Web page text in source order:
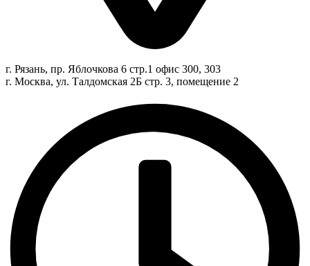
г. Рязань, пр. Яблочкова 6 стр.1 офис 300, 303
г. Москва, ул. Талдомская 2Б стр. 3, помещение 2